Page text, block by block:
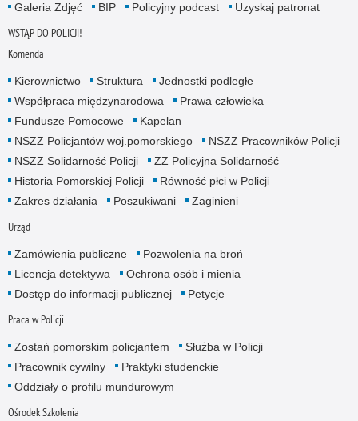
Galeria Zdjęć
BIP Policyjny podcast Uzyskaj patronat
WSTĄP DO POLICJI!
Komenda
Kierownictwo Struktura
Jednostki podległe
Współpraca międzynarodowa
Prawa człowieka
Fundusze Pomocowe
Kapelan
NSZZ Policjantów woj.pomorskiego
NSZZ Pracowników Policji
NSZZ Solidarność Policji
ZZ Policyjna Solidarność
Historia Pomorskiej Policji
Równość płci w Policji
Zakres działania
Poszukiwani Zaginieni
Urząd
Zamówienia publiczne
Pozwolenia na broń
Licencja detektywa
Ochrona osób i mienia
Dostęp do informacji publicznej
Petycje
Praca w Policji
Zostań pomorskim policjantem
Służba w Policji
Pracownik cywilny
Praktyki studenckie
Oddziały o profilu mundurowym
Ośrodek Szkolenia